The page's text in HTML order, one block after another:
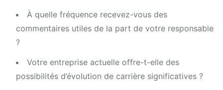
À quelle fréquence recevez-vous des
commentaires utiles de la part de votre responsable
?
Votre entreprise actuelle offre-t-elle des
possibilités d’évolution de carrière significatives ?